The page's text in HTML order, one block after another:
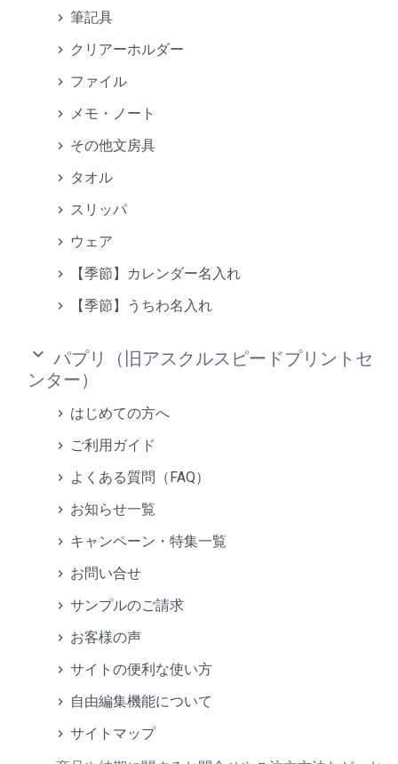
筆記具
クリアーホルダー
ファイル
メモ・ノート
その他文房具
タオル
スリッパ
ウェア
【季節】カレンダー名入れ
【季節】うちわ名入れ
keyboard_arrow_down パプリ（旧アスクルスピードプリントセ
ンター）
はじめての方へ
ご利用ガイド
よくある質問（FAQ）
お知らせ一覧
キャンペーン・特集一覧
お問い合せ
サンプルのご請求
お客様の声
サイトの便利な使い方
自由編集機能について
サイトマップ